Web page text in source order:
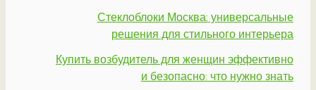
Стеклоблоки Москва: универсальные
решения для стильного интерьера
Купить возбудитель для женщин эффективно
и безопасно: что нужно знать